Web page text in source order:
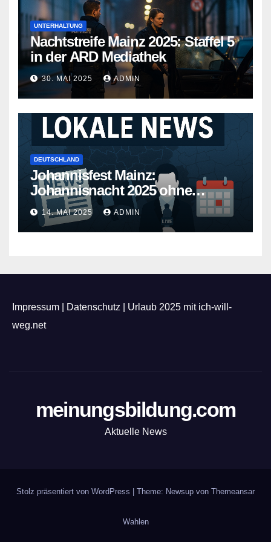
UNTERHALTUNG
Nachtstreife Mainz 2025: Staffel 5
in der ARD Mediathek
30. MAI 2025 ADMIN
DEUTSCHLAND
Johannisfest Mainz:
Johannisnacht 2025 ohne
Feuerwerk
14. MAI 2025 ADMIN
Impressum Datenschutz
Urlaub 2025 mit ich-will-
weg.net
meinungsbildung.com
Aktuelle News
Stolz präsentiert von WordPress Theme: Newsup von Themeansar
Wahlen